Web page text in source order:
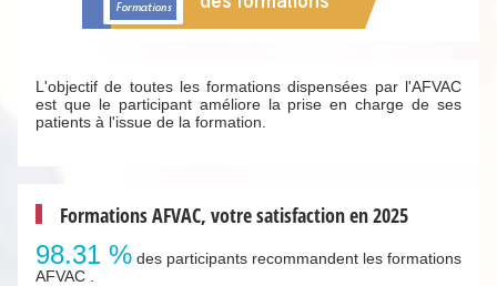
L'objectif de toutes les formations dispensées par l'AFVAC
est que le participant améliore la prise en charge de ses
patients à l'issue de la formation.
Formations AFVAC, votre satisfaction en 2025
98.31 % des participants recommandent les formations
AFVAC .